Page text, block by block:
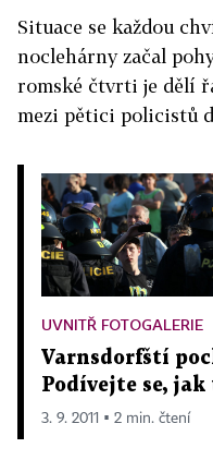
Situace se každou
noclehárny začal
romské čtvrti je dělí
mezi pětici policistů
UVNITŘ FOTOGALERIE
Varnsdorfští
Podívejte se,
3. 9. 2011 ▪ 2 min. čtení